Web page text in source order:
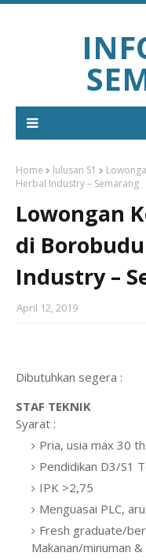
Home lulusan S1
Herbal Industry – Semarang
Lowongan
di
Industry –
April 12, 2019
Dibutuhkan segera :
STAF TEKNIK
Syarat :
Pria, usia max 30 th
Pendidikan D3/S1
IPK >2,75
Menguasai PLC,
Fresh graduate/
Makanan/minuman